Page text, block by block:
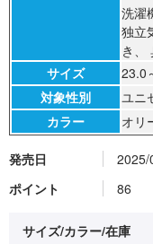
発売日
2025/
ポイント
86
サイズ/カラー/在庫
洗濯
独立
き、
サイズ
23.0
対象性別
ユニ
カラー
オリ